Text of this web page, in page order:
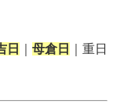
日 母倉日
｜重日